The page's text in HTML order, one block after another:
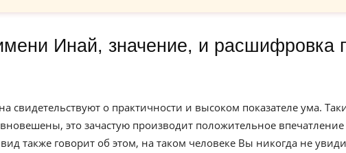
о практичности и высоком показателе ума.
это зачастую производит положительное
также говорит об этом, на таком человеке Вы никогда не